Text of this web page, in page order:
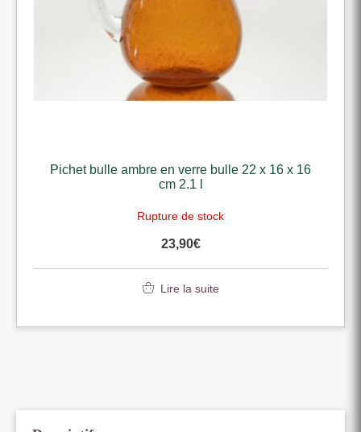
Pichet bulle ambre en verre bulle 22 x 16 x 16
cm 2.1 l
Rupture de stock
23,90€
Lire la suite